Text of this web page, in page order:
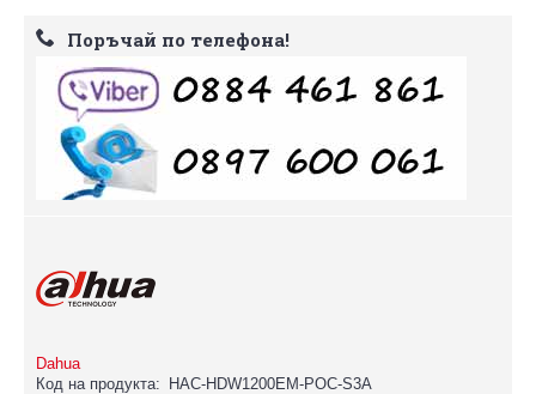
Поръчай по телефона!
Dahua
Код на продукта:
HAC-HDW1200EM-POC-S3A